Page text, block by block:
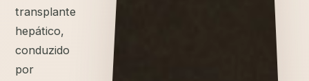
transplante
hepático,
conduzido
por